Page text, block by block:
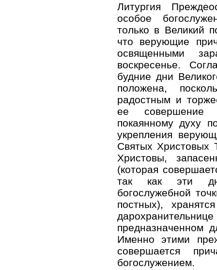
Литургия
особое
только в Великий
что верующие
освященными
воскресенье.
будние дни
положена,
радостным и
ее совершение
покаянному духу
укрепления
Святых Христовых
Христовы,
(которая
так как эти
богослужебной
постных),
предназначенном
Именно этими
совершается
богослужением.